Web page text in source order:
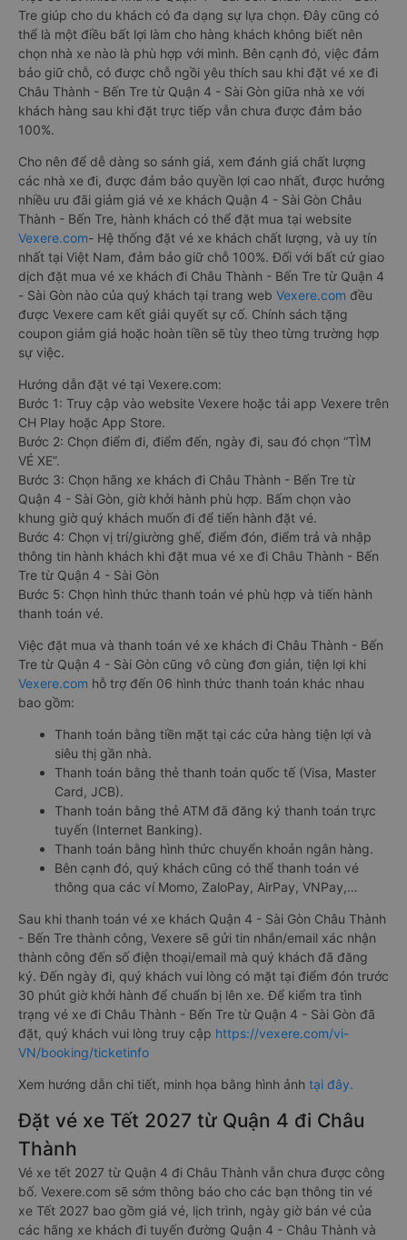
Tre giúp cho du khách có đa dạng sự lựa chọn. Đây cũng có
thể là một điều bất lợi làm cho hàng khách không biết nên
chọn nhà xe nào là phù hợp với mình. Bên cạnh đó, việc đảm
bảo giữ chỗ, có được chỗ ngồi yêu thích sau khi đặt vé xe đi
Châu Thành - Bến Tre từ Quận 4 - Sài Gòn giữa nhà xe với
khách hàng sau khi đặt trực tiếp vẫn chưa được đảm bảo
100%.
Cho nên để dễ dàng so sánh giá, xem đánh giá chất lượng
các nhà xe đi, được đảm bảo quyền lợi cao nhất, được hưởng
nhiều ưu đãi giảm giá vé xe khách Quận 4 - Sài Gòn Châu
Thành - Bến Tre, hành khách có thể đặt mua tại website
Vexere.com- Hệ thống đặt vé xe khách chất lượng, và uy tín
nhất tại Việt Nam, đảm bảo giữ chỗ 100%. Đối với bất cứ giao
dịch đặt mua vé xe khách đi Châu Thành - Bến Tre từ Quận 4
- Sài Gòn nào của quý khách tại trang web Vexere.com đều
được Vexere cam kết giải quyết sự cố. Chính sách tặng
coupon giảm giá hoặc hoàn tiền sẽ tùy theo từng trường hợp
sự việc.
Hướng dẫn đặt vé tại Vexere.com:
Bước 1: Truy cập vào website Vexere hoặc tải app Vexere trên
CH Play hoặc App Store.
Bước 2: Chọn điểm đi, điểm đến, ngày đi, sau đó chọn “TÌM
VÉ XE”.
Bước 3: Chọn hãng xe khách đi Châu Thành - Bến Tre từ
Quận 4 - Sài Gòn, giờ khởi hành phù hợp. Bấm chọn vào
khung giờ quý khách muốn đi để tiến hành đặt vé.
Bước 4: Chọn vị trí/giường ghế, điểm đón, điểm trả và nhập
thông tin hành khách khi đặt mua vé xe đi Châu Thành - Bến
Tre từ Quận 4 - Sài Gòn
Bước 5: Chọn hình thức thanh toán vé phù hợp và tiến hành
thanh toán vé.
Việc đặt mua và thanh toán vé xe khách đi Châu Thành - Bến
Tre từ Quận 4 - Sài Gòn cũng vô cùng đơn giản, tiện lợi khi
Vexere.com hỗ trợ đến 06 hình thức thanh toán khác nhau
bao gồm:
Thanh toán bằng tiền mặt tại các cửa hàng tiện lợi và
siêu thị gần nhà.
Thanh toán bằng thẻ thanh toán quốc tế (Visa, Master
Card, JCB).
Thanh toán bằng thẻ ATM đã đăng ký thanh toán trực
tuyến (Internet Banking).
Thanh toán bằng hình thức chuyển khoản ngân hàng.
Bên cạnh đó, quý khách cũng có thể thanh toán vé
thông qua các ví Momo, ZaloPay, AirPay, VNPay,…
Sau khi thanh toán vé xe khách Quận 4 - Sài Gòn Châu Thành
- Bến Tre thành công, Vexere sẽ gửi tin nhắn/email xác nhận
thành công đến số điện thoại/email mà quý khách đã đăng
ký. Đến ngày đi, quý khách vui lòng có mặt tại điểm đón trước
30 phút giờ khởi hành để chuẩn bị lên xe. Để kiểm tra tình
trạng vé xe đi Châu Thành - Bến Tre từ Quận 4 - Sài Gòn đã
đặt, quý khách vui lòng truy cập https://vexere.com/vi-
VN/booking/ticketinfo
Xem hướng dẫn chi tiết, minh họa bằng hình ảnh tại đây.
Đặt vé xe Tết 2027 từ Quận 4 đi Châu
Thành
Vé xe tết 2027 từ Quận 4 đi Châu Thành vẫn chưa được công
bố. Vexere.com sẽ sớm thông báo cho các bạn thông tin vé
xe Tết 2027 bao gồm giá vé, lịch trình, ngày giờ bán vé của
các hãng xe khách đi tuyến đường Quận 4 - Châu Thành và